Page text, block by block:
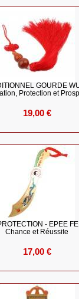
GOURDE
Protection et
19,00 €
- EPEE
Chance et Réussite
17,00 €